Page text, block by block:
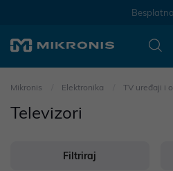
Mikronis Elektronika TV uređaji i
Televizori
Filtriraj